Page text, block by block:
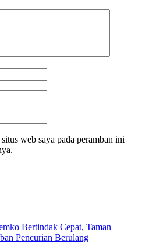
web saya pada peramban ini
Bertindak Cepat, Taman
Pencurian Berulang